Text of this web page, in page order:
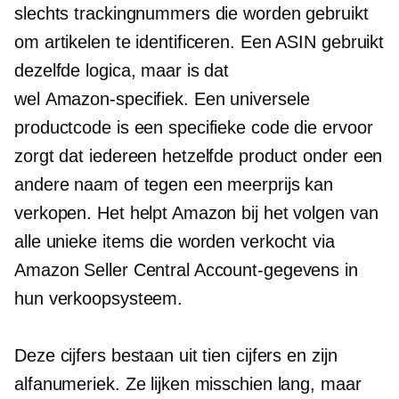
slechts trackingnummers die worden gebruikt
om artikelen te identificeren. Een ASIN gebruikt
dezelfde logica, maar is dat
wel Amazon-specifiek. Een universele
productcode is een specifieke code die ervoor
zorgt dat iedereen hetzelfde product onder een
andere naam of tegen een meerprijs kan
verkopen. Het helpt Amazon bij het volgen van
alle unieke items die worden verkocht via
Amazon Seller Central Account-gegevens in
hun verkoopsysteem.
Deze cijfers bestaan ​​uit tien cijfers en zijn
alfanumeriek. Ze lijken misschien lang, maar